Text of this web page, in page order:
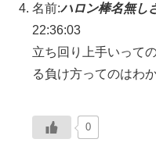
名前:ハロン棒名無し
22:36:03
立ち回り上手いって
る負け方ってのはわ
0